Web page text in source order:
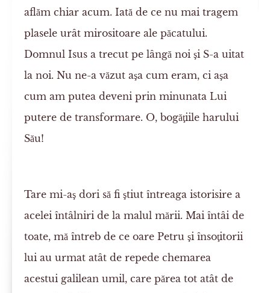
aflăm chiar acum. Iată de ce nu mai tragem
plasele urât mirositoare ale păcatului.
Domnul Isus a trecut pe lângă noi şi S-a uitat
la noi. Nu ne-a văzut aşa cum eram, ci aşa
cum am putea deveni prin minunata Lui
putere de transformare. O, bogăţiile harului
Său!
Tare mi-aş dori să fi ştiut întreaga istorisire a
acelei întâlniri de la malul mării. Mai întâi de
toate, mă întreb de ce oare Petru şi însoţitorii
lui au urmat atât de repede chemarea
acestui galilean umil, care părea tot atât de